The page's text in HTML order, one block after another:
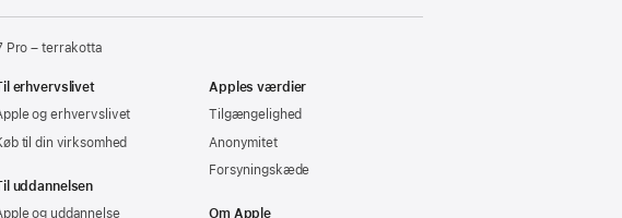
vindue)
Pro – terrakotta
erhvervslivet
og erhvervslivet
til din virksomhed
uddannelsen
og uddannelse
Apples værdier
Tilgængelighed
Anonymitet
Forsyningskæde
Om Apple